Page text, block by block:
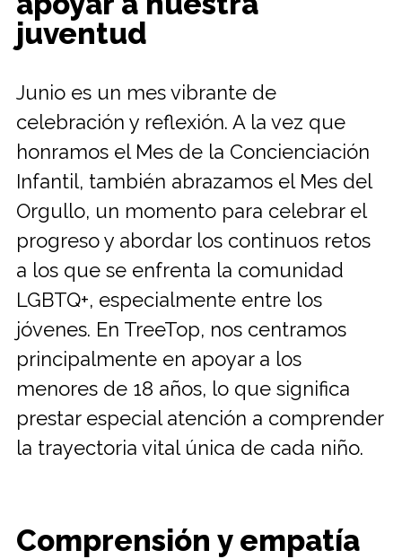
juventud
Junio es un mes vibrante de
celebración y reflexión. A la vez que
honramos el Mes de la Concienciación
Infantil, también abrazamos el Mes del
Orgullo, un momento para celebrar el
progreso y abordar los continuos retos
a los que se enfrenta la comunidad
LGBTQ+, especialmente entre los
jóvenes. En TreeTop, nos centramos
principalmente en apoyar a los
menores de 18 años, lo que significa
prestar especial atención a comprender
la trayectoria vital única de cada niño.
Comprensión y empatía